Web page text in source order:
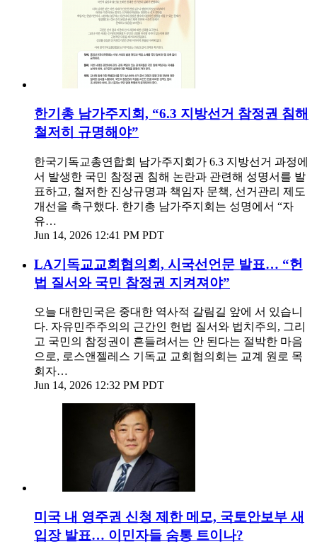
한기총 남가주지회, “6.3 지방선거 참정권 침해
철저히 규명해야”
한국기독교총연합회 남가주지회가 6.3 지방선거 과정에
서 발생한 국민 참정권 침해 논란과 관련해 성명서를 발
표하고, 철저한 진상규명과 책임자 문책, 선거관리 제도
개선을 촉구했다. 한기총 남가주지회는 성명에서 “자
유…
Jun 14, 2026 12:41 PM PDT
LA기독교교회협의회, 시국선언문 발표… “헌
법 질서와 국민 참정권 지켜져야”
오늘 대한민국은 중대한 역사적 갈림길 앞에 서 있습니
다. 자유민주주의의 근간인 헌법 질서와 법치주의, 그리
고 국민의 참정권이 흔들려서는 안 된다는 절박한 마음
으로, 로스앤젤레스 기독교 교회협의회는 교계 원로 목
회자…
Jun 14, 2026 12:32 PM PDT
미국 내 영주권 신청 제한 메모, 국토안보부 새
입장 발표… 이민자들 숨통 트이나?